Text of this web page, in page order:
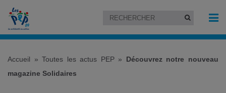
Accueil »Toutes les actus PEP» Découvrez notre nouveau
magazine Solidaires